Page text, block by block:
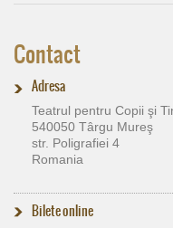
Contact
Adresa
Teatrul pentru Copii şi
540050 Târgu Mureş
str. Poligrafiei 4
Romania
Bilete online